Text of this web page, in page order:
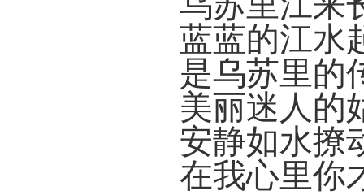
蓝蓝的江水
是乌苏里的
美丽迷人的
安静如水撩
在我心里你